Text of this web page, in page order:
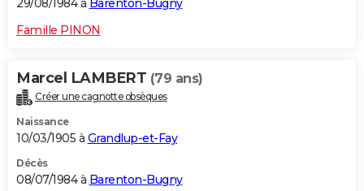
29/08/1984 à Barenton-Bugny
Famille PINON
Marcel LAMBERT (79 ans)
Créer une cagnotte obsèques
Naissance
10/03/1905 à Grandlup-et-Fay
Décès
08/07/1984 à Barenton-Bugny